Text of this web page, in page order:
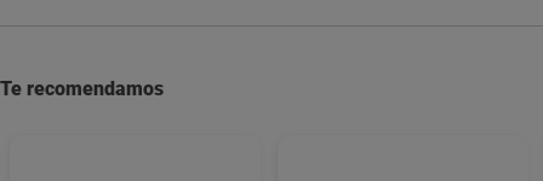
Te recomendamos